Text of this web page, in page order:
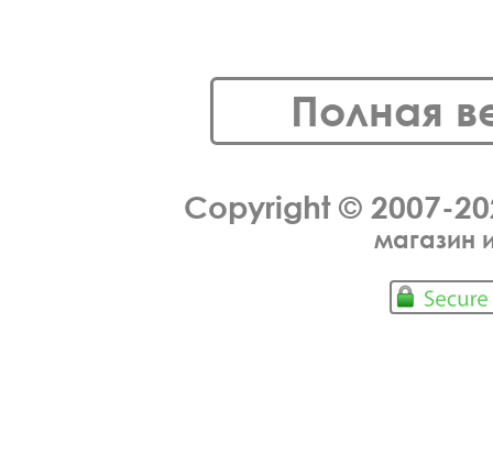
Полная
Copyright © 2007-
магазин